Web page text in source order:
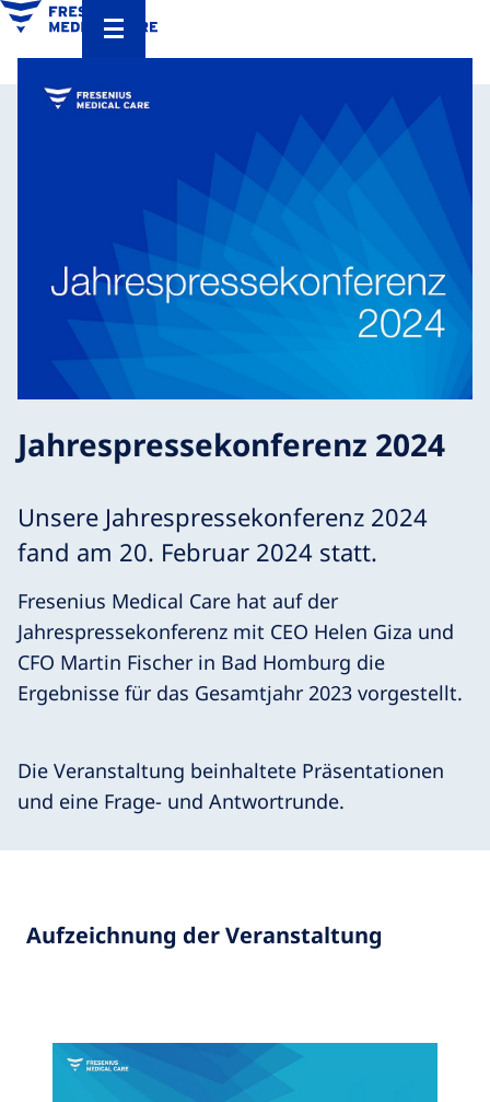
Jahrespressekonferenz 2024
Unsere Jahrespressekonferenz 2024
fand am 20. Februar 2024 statt.
Fresenius Medical Care hat auf der
Jahrespressekonferenz mit CEO Helen Giza und
CFO Martin Fischer in Bad Homburg die
Ergebnisse für das Gesamtjahr 2023 vorgestellt.
Die Veranstaltung beinhaltete Präsentationen
und eine Frage- und Antwortrunde.
Aufzeichnung der Veranstaltung